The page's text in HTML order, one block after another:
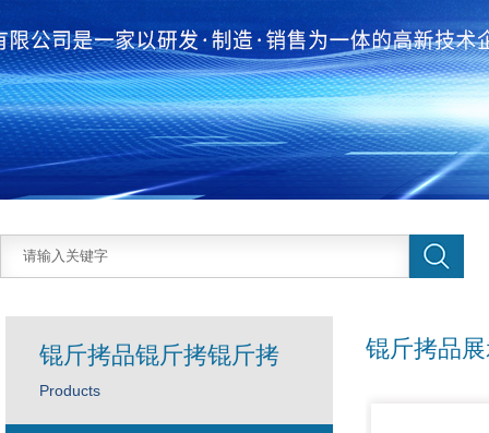
锟斤拷品
锟斤拷品锟斤拷锟斤拷
Products